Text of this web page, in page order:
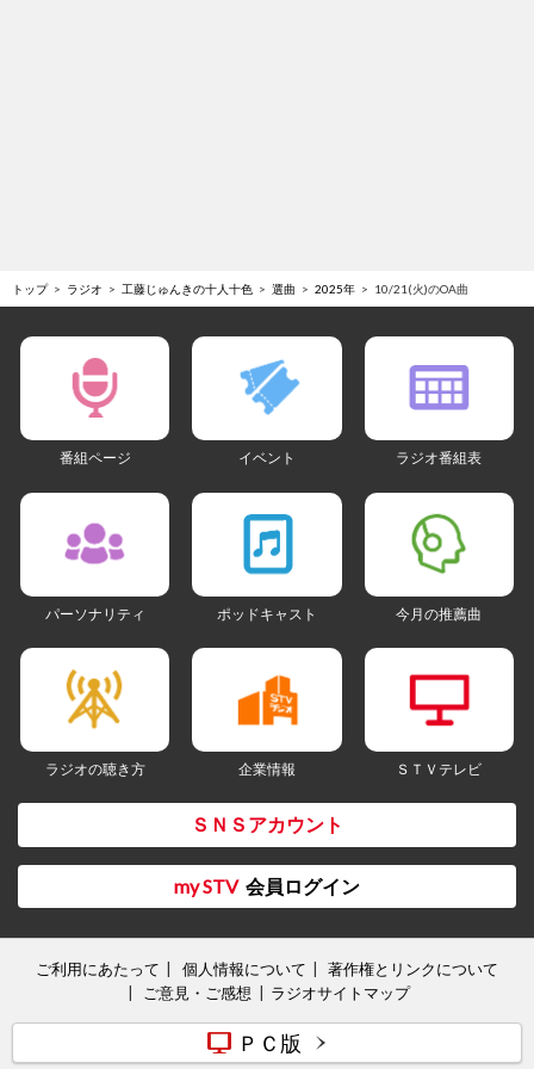
トップ ラジオ 工藤じゅんきの十人十色 選曲 2025年 10/21(火)のOA曲
番組ページ イベント ラジオ番組表
パーソナリティ ポッドキャスト 今月の推薦曲
ラジオの聴き方 企業情報 ＳＴＶテレビ
ＳＮＳアカウント
my STV 会員ログイン
ご利用にあたって 個人情報について
著作権とリンクについて
ご意見・ご感想
ラジオサイトマップ
ＰＣ版